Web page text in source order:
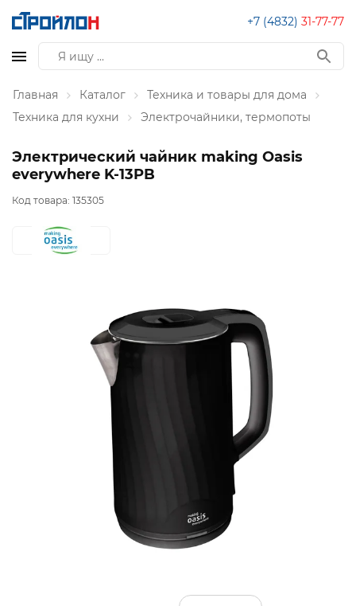
+7 (4832) 31-77-77
Главная Каталог
Техника и товары для дома
Техника для кухни
Электрочайники, термопоты
Электрический чайник making Оasis
everywhere K-13PB
Код товара: 135305